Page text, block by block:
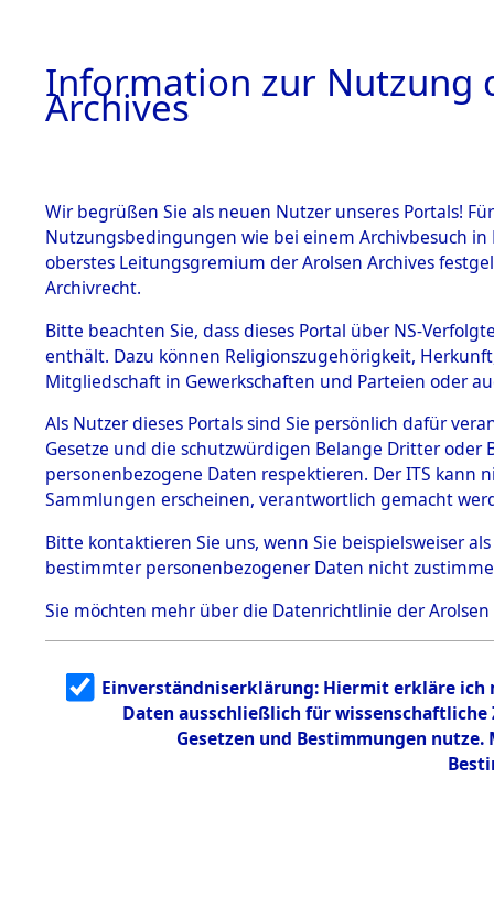
BESTÄNDE
1.
mente
5. Verschiedenes
5.3
Todesmärsche
5.3.1 Alliierte
Erhebungen
zu
Todesmärsch
en
5.3.2
g
5.3.3
Todesmärsch
Information zur Nutzung
Archives
Wir begrüßen Sie als neuen Nutzer unseres Portals!
Nutzungsbedingungen wie bei einem Archivbesuch
oberstes Leitungsgremium der Arolsen Archives
Archivrecht.
Bitte beachten Sie, dass dieses Portal über NS-
enthält. Dazu können Religionszugehörigkeit,
Mitgliedschaft in Gewerkschaften und Parteien oder
Als Nutzer dieses Portals sind Sie persönlich dafür
Gesetze und die schutzwürdigen Belange Dritter
personenbezogene Daten respektieren. Der ITS
Sammlungen erscheinen, verantwortlich gemacht
Bitte kontaktieren Sie uns, wenn Sie beispielsweiser
bestimmter personenbezogener Daten nicht
Sie möchten mehr über die Datenrichtlinie der Arolsen
Einverständniserklärung: Hiermit erkläre ich
Daten ausschließlich für
Gesetzen und Bestimmungen